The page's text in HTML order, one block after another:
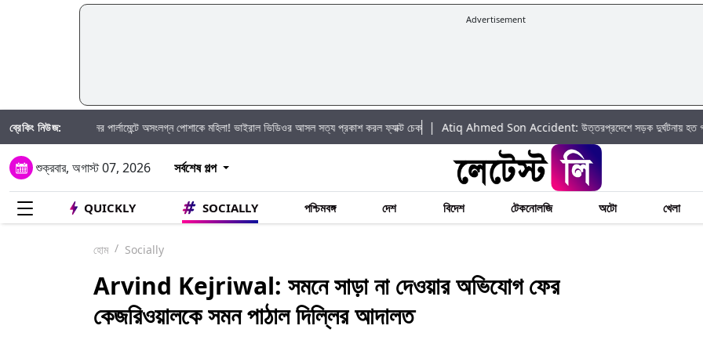
Advertisement
ব্রেকিং নিউজ:
জাপানের পার্লামেন্টে অসংলগ্ন পোশাকে মহিলা! ভাইরাল ভিডিওর আসল সত্য প্রকাশ করল ফ্যাক্ট চেক| Atiq Ahmed Son Accident: উত্তরপ্রদেশে সড়ক দুর্ঘটনায় হত গ্যাংস্টার
শুক্রবার, অগাস্ট 07, 2026 সর্বশেষ গল্প
QUICKLY SOCIALLY পশ্চিমবঙ্গ দেশ বিদেশ টেকনোলজি অটো খেলা
হোম Socially
Arvind Kejriwal: সমনে সাড়া না দেওয়ার অভিযোগ ফের
কেজরিওয়ালকে সমন পাঠাল দিল্লির আদালত